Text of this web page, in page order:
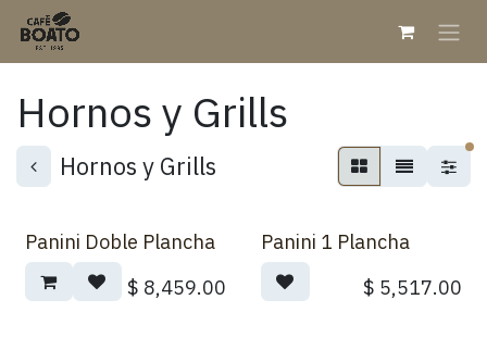
Ir al contenido
Hornos y Grills
Hornos y Grills
Panini Doble Plancha
$ 8,459.00
Panini 1 Plancha
$ 5,517.00